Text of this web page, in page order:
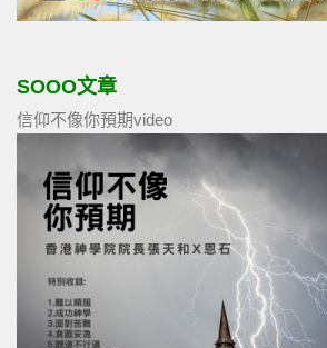
SOOO文章
信仰不像你預期video